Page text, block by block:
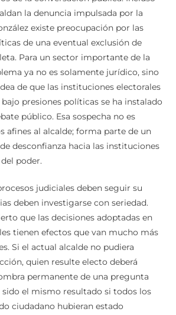
la denuncia impulsada por la
existe preocupación por las
de una eventual exclusión de
Para un sector importante de la
ya no es solamente jurídico, sino
de que las instituciones electorales
presiones políticas se ha instalado
público. Esa sospecha no es
afines al alcalde; forma parte de un
desconfianza hacia las instituciones
poder.
judiciales deben seguir su
deben investigarse con seriedad.
que las decisiones adoptadas en
tienen efectos que van mucho más
Si el actual alcalde no pudiera
quien resulte electo deberá
permanente de una pregunta
el mismo resultado si todos los
ciudadano hubieran estado